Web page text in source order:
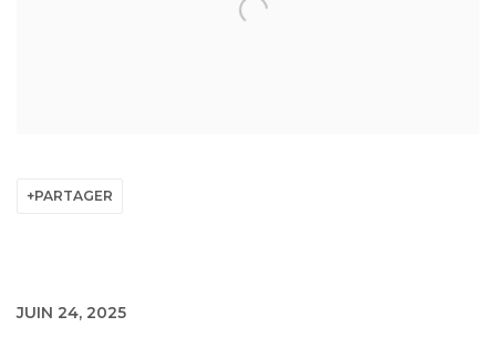
PARTAGER
JUIN 24, 2025